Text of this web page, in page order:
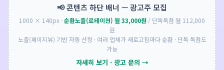
📢 콘텐츠 하단 배너 — 광고주 모집
1000 × 140px ·순환노출(로테이션) 월 33,000원 / 단독독점 월 112,000
원
노출(페이지뷰) 기반 자동 산정 · 여러 업체가 새로고침마다 순환 · 단독 독점도
가능
자세히 보기 · 광고 문의 →